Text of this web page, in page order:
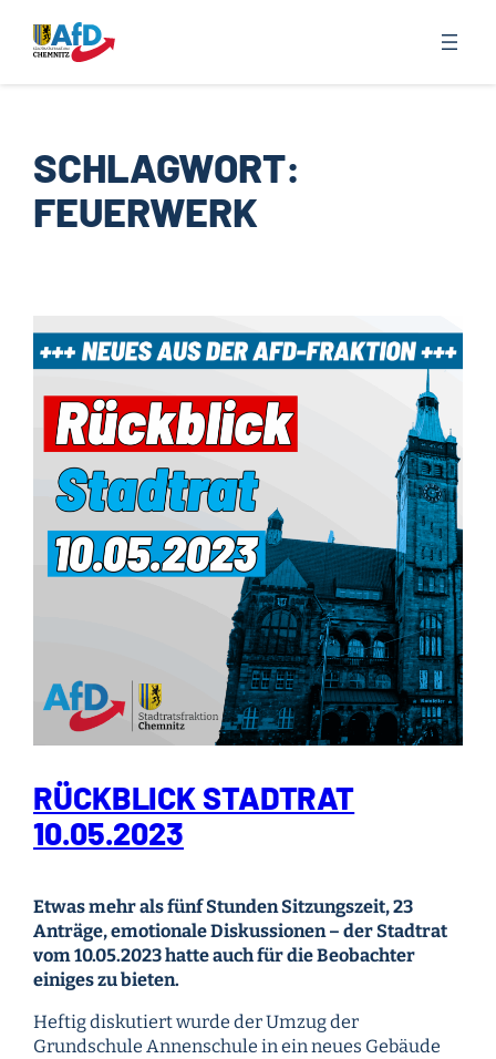
Inhalt
springen
SCHLAGWORT:
FEUERWERK
RÜCKBLICK STADTRAT
10.05.2023
Etwas mehr als fünf Stunden Sitzungszeit, 23
Anträge, emotionale Diskussionen – der Stadtrat
vom 10.05.2023 hatte auch für die Beobachter
einiges zu bieten.
Heftig diskutiert wurde der Umzug der
Grundschule Annenschule in ein neues Gebäude